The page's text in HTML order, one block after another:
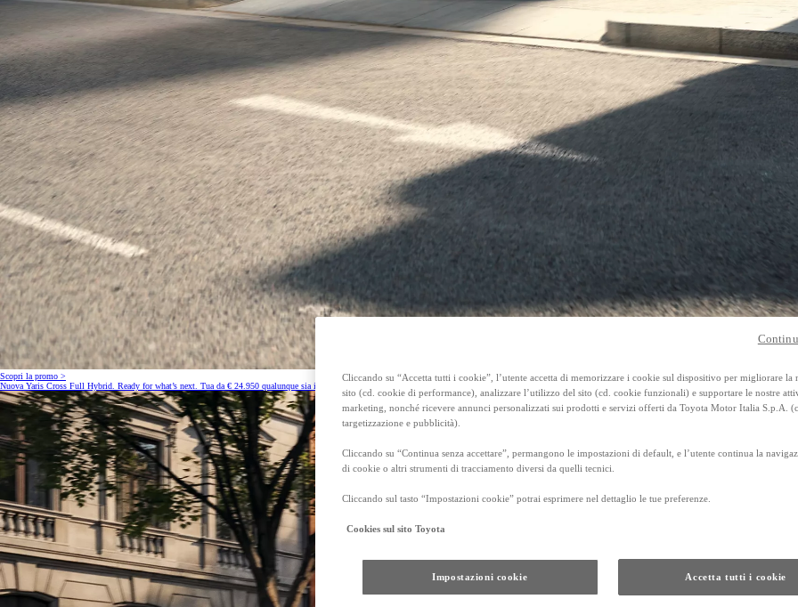
Da
Anche con finanziamento Toyota Easy Next da € 239 al mese
TAN 7,25 % TAEG 8,38 %
47 rate con anticipo € 15.870,00
rata finale € 18.269
Da
Anche con finanziamento Toyota
TAN 7,75 % TAEG 8,95 %
Toyota bZ4X Touring
FULL ELECTRIC
Da
Anche con finanziamento Toyota Easy Next da € 399 al mese
TAN 7,25 % TAEG 8,31 %
47 rate con anticipo € 18.540,00
rata finale € 16.131
FULL HYBRID E PLUG-IN HYBRID
Anche con finanziamento Toyota
TAN 7,75 % TAEG 8,79 %
rata finale € 21.201
Scopri la promo >
Nuova Yaris Cross Full Hybrid. Ready for what’s next. Tua da € 24.950 qualunque sia il tuo usato grazie al Bonus Toyota.
Cliccando su “Accetta tutti i cookie”, l’utente accetta di memorizzare i cookie sul dispositivo per migliorare la
sito (cd. cookie di performance), analizzare l’utilizzo del sito (cd. cookie funzionali) e supportare le nostre
marketing, nonché ricevere annunci personalizzati sui prodotti e servizi offerti da Toyota Motor Italia S.p.A.
targetizzazione e pubblicità).
Cliccando su “Continua senza accettare”, permangono le impostazioni di default, e l’utente continua la
di cookie o altri strumenti di tracciamento diversi da quelli tecnici.
Cliccando sul tasto “Impostazioni cookie” potrai esprimere nel dettaglio le tue preferenze.
Cookies sul sito Toyota
Impostazioni cookie Accetta tutti i cookie